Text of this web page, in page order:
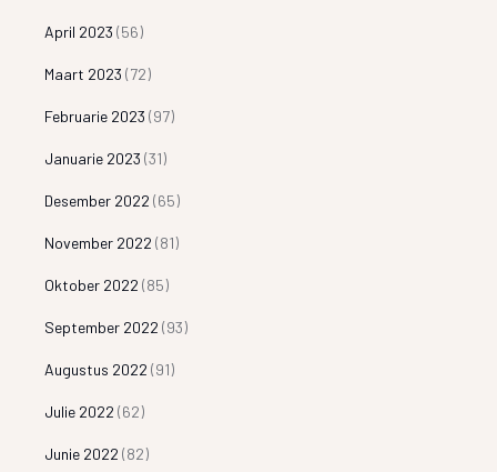
April 2023 (56)
Maart 2023 (72)
Februarie 2023 (97)
Januarie 2023 (31)
Desember 2022 (65)
November 2022 (81)
Oktober 2022 (85)
September 2022 (93)
Augustus 2022 (91)
Julie 2022 (62)
Junie 2022 (82)